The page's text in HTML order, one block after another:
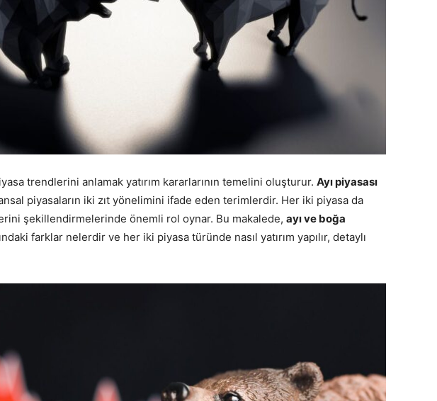
trendlerini anlamak yatırım kararlarının temelini oluşturur. Ayı piyasası
piyasaların iki zıt yönelimini ifade eden terimlerdir. Her iki piyasa da
şekillendirmelerinde önemli rol oynar. Bu makalede, ayı ve boğa
farklar nelerdir ve her iki piyasa türünde nasıl yatırım yapılır, detaylı